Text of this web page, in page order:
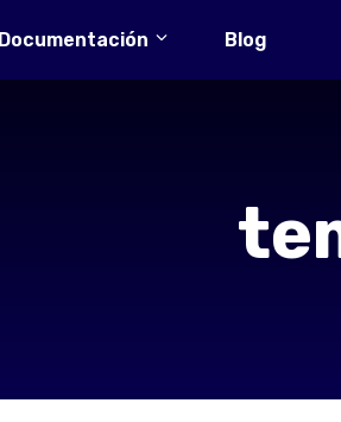
Documentación Blog